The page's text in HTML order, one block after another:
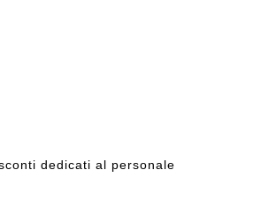
dedicati al personale